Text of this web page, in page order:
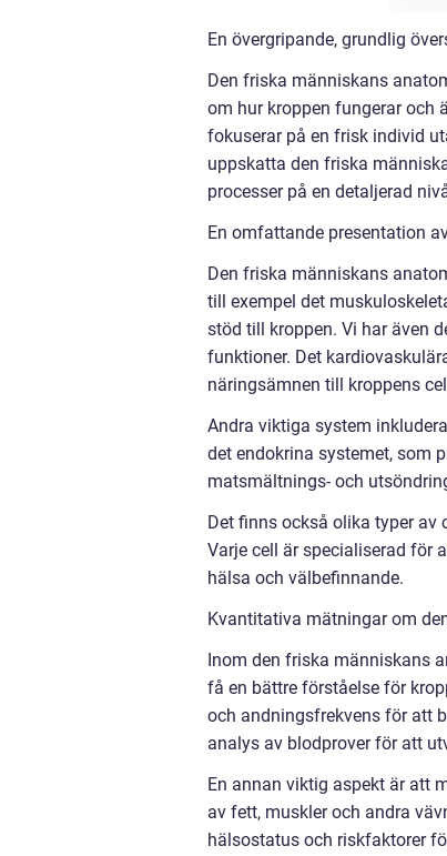
En övergripande, grundlig
Den friska människans
om hur kroppen fungerar och
fokuserar på en frisk individ
uppskatta den friska
processer på en detaljerad
En omfattande presentation
Den friska människans
till exempel det
stöd till kroppen. Vi har även
funktioner. Det
näringsämnen till kroppens
Andra viktiga system
det endokrina systemet, som
matsmältnings- och
Det finns också olika typer av
Varje cell är specialiserad för
hälsa och välbefinnande.
Kvantitativa mätningar om
Inom den friska människans
få en bättre förståelse för
och andningsfrekvens för att
analys av blodprover för att
En annan viktig aspekt är att
av fett, muskler och andra
hälsostatus och riskfaktorer